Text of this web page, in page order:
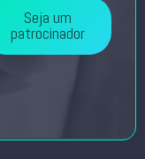
Seja um
patrocinador